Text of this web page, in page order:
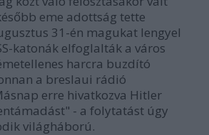
eme adottság tette
31-én magukat lengyel
katonák elfoglalták a város
harcra buzdító
a breslaui rádió
erre hivatkozva Hitler
- a folytatást úgy
világháború.